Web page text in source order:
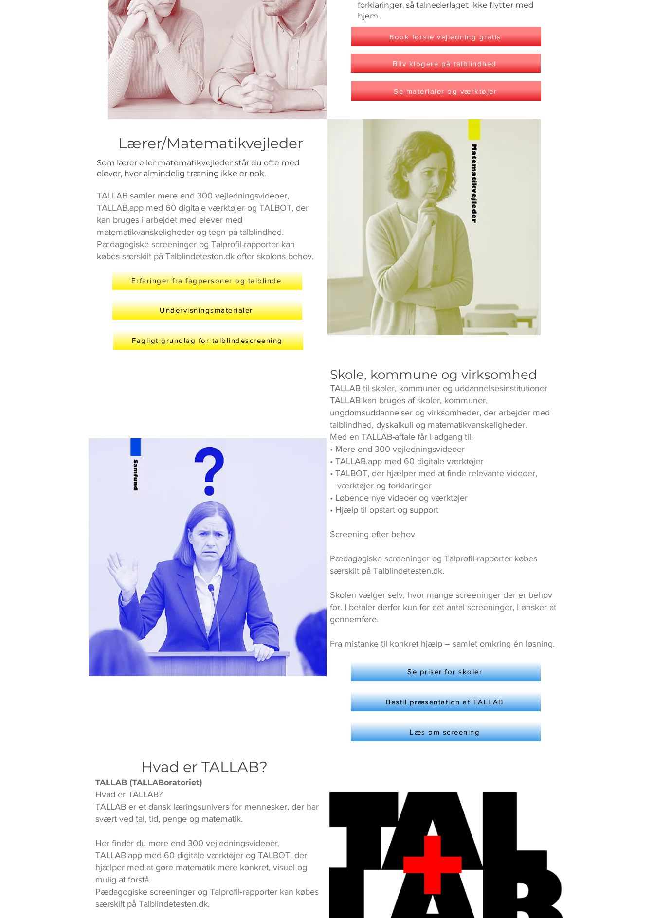
forklaringer, så talnederlaget ikke flytter med
hjem.
Book første vejledning gratis
Bliv klogere på talblindhed
Se materialer og værktøjer
Lærer/Matematikvejleder
Som lærer eller matematikvejleder står du ofte med
elever, hvor almindelig træning ikke er nok.
TALLAB samler mere end 300 vejledningsvideoer,
TALLAB.app med 60 digitale værktøjer og TALBOT, der
kan bruges i arbejdet med elever med
matematikvanskeligheder og tegn på talblindhed.
Pædagogiske screeninger og Talprofil-rapporter kan
købes særskilt på Talblindetesten.dk efter skolens behov.
Erfaringer fra fagpersoner og talblinde
Undervisningsmaterialer
Fagligt grundlag for talblindescreening
Skole, kommune og virksomhed
TALLAB til skoler, kommuner og uddannelsesinstitutioner
TALLAB kan bruges af skoler, kommuner,
ungdomsuddannelser og virksomheder, der arbejder med
talblindhed, dyskalkuli og matematikvanskeligheder.
Med en TALLAB-aftale får I adgang til:
• Mere end 300 vejledningsvideoer
• TALLAB.app med 60 digitale værktøjer
• TALBOT, der hjælper med at finde relevante videoer,
værktøjer og forklaringer
• Løbende nye videoer og værktøjer
• Hjælp til opstart og support
Screening efter behov
Pædagogiske screeninger og Talprofil-rapporter købes
særskilt på Talblindetesten.dk.
Skolen vælger selv, hvor mange screeninger der er behov
for. I betaler derfor kun for det antal screeninger, I ønsker at
gennemføre.
Fra mistanke til konkret hjælp – samlet omkring én løsning.
Se priser for skoler
Bestil præsentation af TALLAB
Læs om screening
Hvad er TALLAB?
TALLAB (TALLABoratoriet)
Hvad er TALLAB?
TALLAB er et dansk læringsunivers for mennesker, der har
svært ved tal, tid, penge og matematik.
Her finder du mere end 300 vejledningsvideoer,
TALLAB.app med 60 digitale værktøjer og TALBOT, der
hjælper med at gøre matematik mere konkret, visuel og
mulig at forstå.
Pædagogiske screeninger og Talprofil-rapporter kan købes
særskilt på Talblindetesten.dk.